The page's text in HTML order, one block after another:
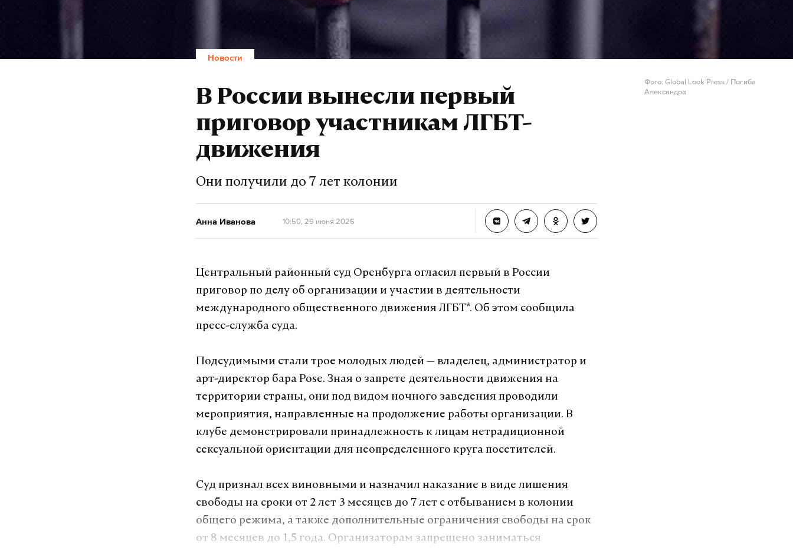
Новости
В России вынесли первый
приговор участникам ЛГБТ-
движения
Они получили до 7 лет колонии
Анна Иванова 10:50, 29 июня 2026
Фото: Global Look Press / Погиба
Александра
Центральный районный суд Оренбурга огласил первый в России
приговор по делу об организации и участии в деятельности
международного общественного движения ЛГБТ*. Об этом сообщила
пресс-служба суда.
Подсудимыми стали трое молодых людей — владелец, администратор и
арт-директор бара Pose. Зная о запрете деятельности движения на
территории страны, они под видом ночного заведения проводили
мероприятия, направленные на продолжение работы организации. В
клубе демонстрировали принадлежность к лицам нетрадиционной
сексуальной ориентации для неопределенного круга посетителей.
Суд признал всех виновными и назначил наказание в виде лишения
свободы на сроки от 2 лет 3 месяцев до 7 лет с отбыванием в колонии
общего режима, а также дополнительные ограничения свободы на срок
от 8 месяцев до 1,5 года. Организаторам запрещено заниматься